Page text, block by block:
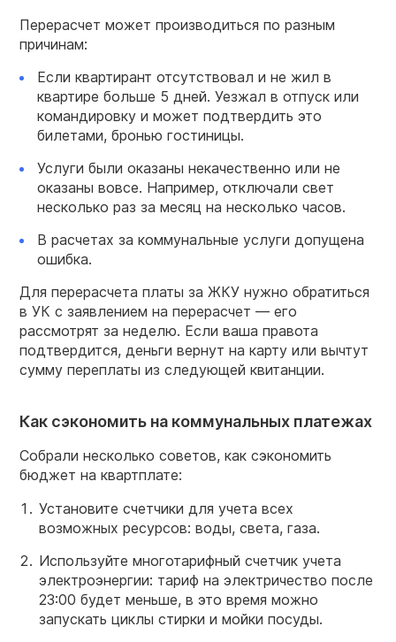
Перерасчет может производиться по разным
причинам:
Если квартирант отсутствовал и не жил в
квартире больше 5 дней. Уезжал в отпуск или
командировку и может подтвердить это
билетами, бронью гостиницы.
Услуги были оказаны некачественно или не
оказаны вовсе. Например, отключали свет
несколько раз за месяц на несколько часов.
В расчетах за коммунальные услуги допущена
ошибка.
Для перерасчета платы за ЖКУ нужно обратиться
в УК с заявлением на перерасчет — его
рассмотрят за неделю. Если ваша правота
подтвердится, деньги вернут на карту или вычтут
сумму переплаты из следующей квитанции.
Как сэкономить на коммунальных платежах
Собрали несколько советов, как сэкономить
бюджет на квартплате:
Установите счетчики для учета всех
возможных ресурсов: воды, света, газа.
Используйте многотарифный счетчик учета
электроэнергии: тариф на электричество после
23:00 будет меньше, в это время можно
запускать циклы стирки и мойки посуды.